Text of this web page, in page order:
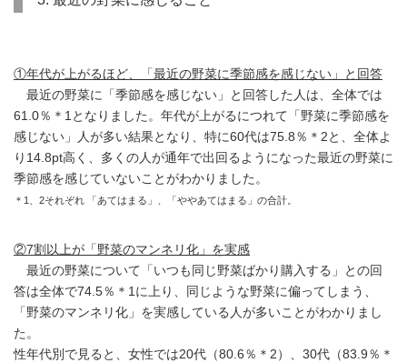
①年代が上がるほど、「最近の野菜に季節感を感じない」と回答
最近の野菜に「季節感を感じない」と回答した人は、全体では
61.0％＊1となりました。年代が上がるにつれて「野菜に季節感を
感じない」人が多い結果となり、特に60代は75.8％＊2と、全体よ
り14.8pt高く、多くの人が通年で出回るようになった最近の野菜に
季節感を感じていないことがわかりました。
＊1、2それぞれ 「あてはまる」、「ややあてはまる」の合計。
②7割以上が「野菜のマンネリ化」を実感
最近の野菜について「いつも同じ野菜ばかり購入する」との回
答は全体で74.5％＊1に上り、同じような野菜に偏ってしまう、
「野菜のマンネリ化」を実感している人が多いことがわかりまし
た。
性年代別で見ると、女性では20代（80.6％＊2）、30代（83.9％＊